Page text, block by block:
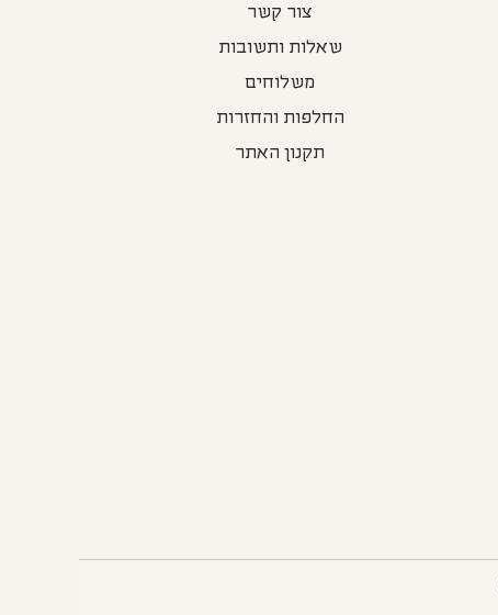
צור קשר
שאלות ותשובות
משלוחים
החלפות והחזרות
תקנון האתר